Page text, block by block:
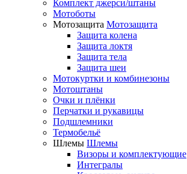
Комплект джерси/штаны
Мотоботы
Мотозащита Мотозащита
Защита колена
Защита локтя
Защита тела
Защита шеи
Мотокуртки и комбинезоны
Мотоштаны
Очки и плёнки
Перчатки и рукавицы
Подшлемники
Термобельё
Шлемы Шлемы
Визоры и комплектующие
Интегралы